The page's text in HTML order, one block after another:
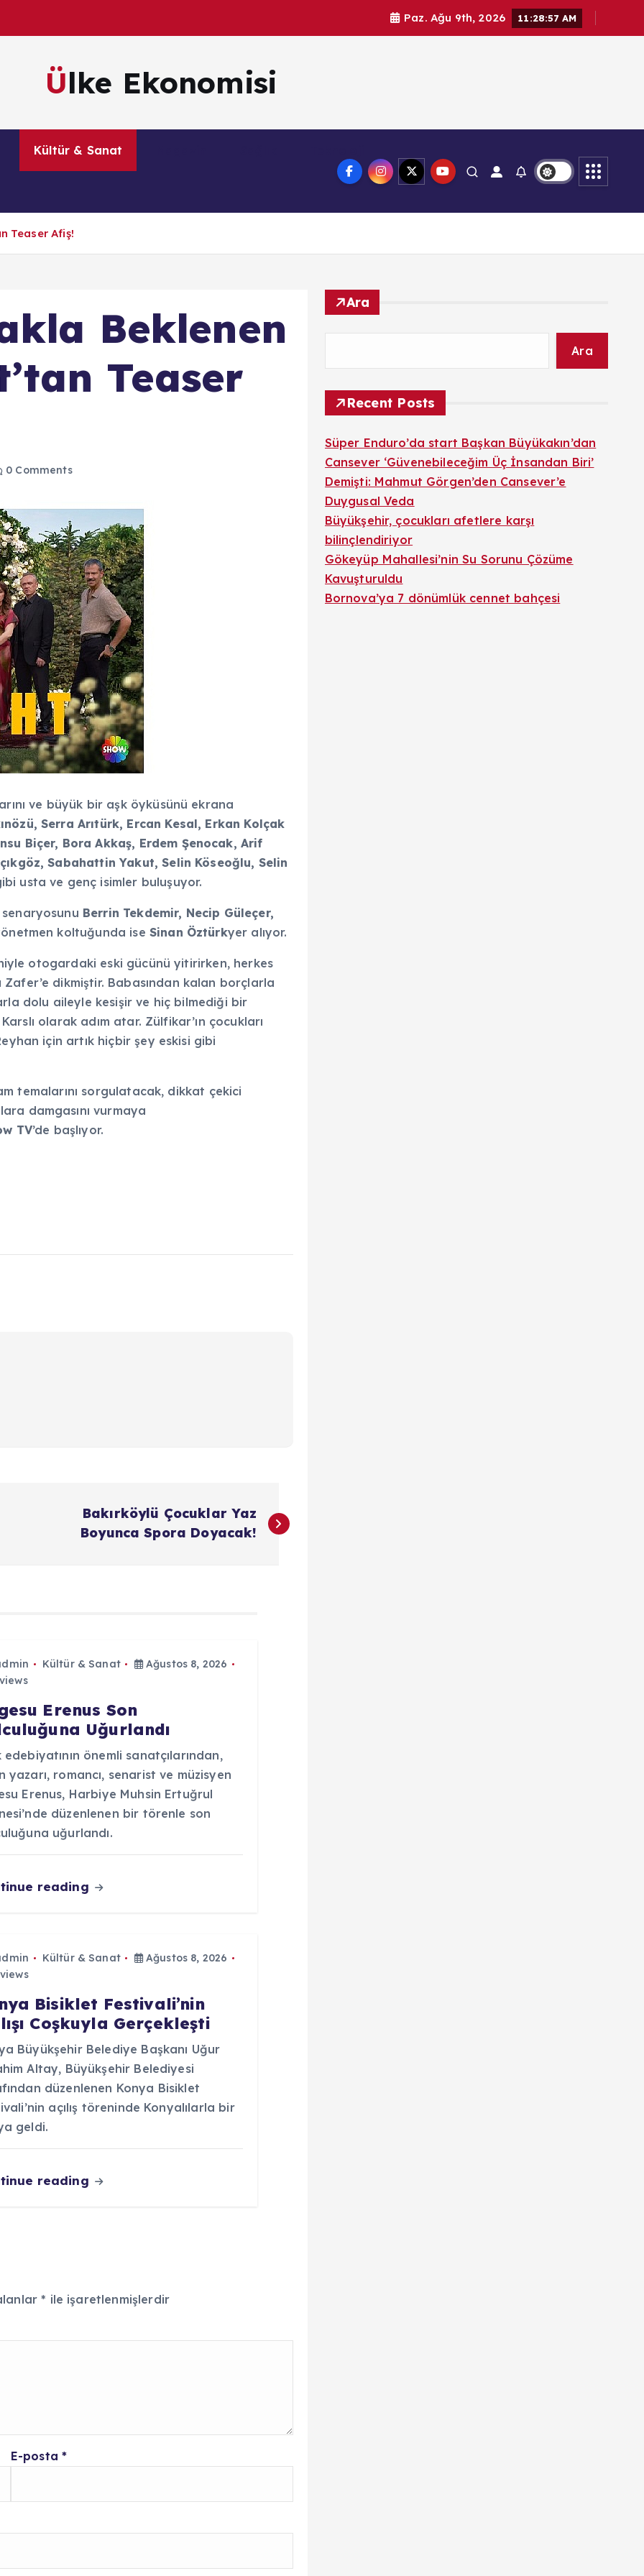
Paz. Ağu 9th, 2026 11:28:58 AM
Ülke Ekonomisi
Kültür & Sanat
Teaser Afiş!
Beklenen
Teaser
0 Comments
ve büyük bir aşk öyküsünü ekrana
Serra Arıtürk, Ercan Kesal, Erkan Kolçak
Biçer, Bora Akkaş, Erdem Şenocak, Arif
Sabahattin Yakut, Selin Köseoğlu, Selin
usta ve genç isimler buluşuyor.
senaryosunu Berrin Tekdemir, Necip Güleçer,
koltuğunda ise Sinan Öztürkyer alıyor.
otogardaki eski gücünü yitirirken, herkes
dikmiştir. Babasından kalan borçlarla
dolu aileyle kesişir ve hiç bilmediği bir
olarak adım atar. Zülfikar’ın çocukları
için artık hiçbir şey eskisi gibi
temalarını sorgulatacak, dikkat çekici
damgasını vurmaya
TV’de başlıyor.
Bakırköylü Çocuklar Yaz
Boyunca Spora Doyacak!
Kültür & Sanat
Ağustos 8, 2026
Erenus Son
Uğurlandı
edebiyatının önemli sanatçılarından,
yazarı, romancı, senarist ve müzisyen
Erenus, Harbiye Muhsin Ertuğrul
düzenlenen bir törenle son
uğurlandı.
reading
Kültür & Sanat
Ağustos 8, 2026
Bisiklet Festivali’nin
Coşkuyla Gerçekleşti
Büyükşehir Belediye Başkanı Uğur
Altay, Büyükşehir Belediyesi
düzenlenen Konya Bisiklet
açılış töreninde Konyalılarla bir
geldi.
reading
* ile işaretlenmişlerdir
E-posta*
Ara
Ara
Recent Posts
Süper Enduro’da start Başkan Büyükakın’dan
Cansever ‘Güvenebileceğim Üç İnsandan Biri’
Demişti: Mahmut Görgen’den Cansever’e
Duygusal Veda
Büyükşehir, çocukları afetlere karşı
bilinçlendiriyor
Gökeyüp Mahallesi’nin Su Sorunu Çözüme
Kavuşturuldu
Bornova’ya 7 dönümlük cennet bahçesi